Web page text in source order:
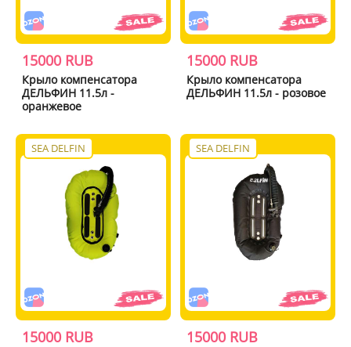
15000 RUB
Крыло компенсатора
ДЕЛЬФИН 11.5л -
оранжевое
15000 RUB
Крыло компенсатора
ДЕЛЬФИН 11.5л - розовое
SEA DELFIN
15000 RUB
SEA DELFIN
15000 RUB